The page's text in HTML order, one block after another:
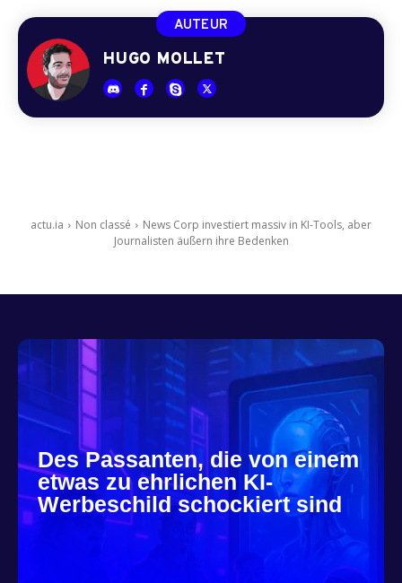
AUTEUR
HUGO MOLLET
actu.ia Non classé
News Corp investiert massiv in KI-Tools, aber
Journalisten äußern ihre Bedenken
Des Passanten, die von einem
etwas zu ehrlichen KI-
Werbeschild schockiert sind